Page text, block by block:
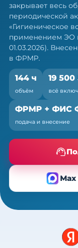
Один курс
— по 709н и
закрывает весь
периодической
«Гигиеническое
применением ЭО
01.03.2026).
в ФРМР.
144 ч
объём
19 500
всё
ФРМР + ФИС
подача и внесение
Max